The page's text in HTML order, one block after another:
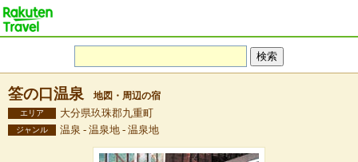
筌の口温泉 地図・周辺の宿
エリア 大分県玖珠郡九重町
ジャンル 温泉 - 温泉地 - 温泉地